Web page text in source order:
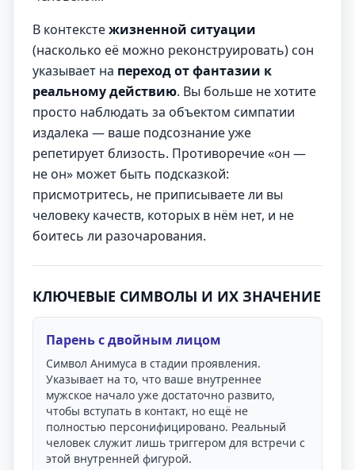
В контекстежизненной ситуации
(насколько её можно реконструировать) сон
указывает на переход от фантазии к
реальному действию. Вы больше не хотите
просто наблюдать за объектом симпатии
издалека — ваше подсознание уже
репетирует близость. Противоречие «он —
не он» может быть подсказкой:
присмотритесь, не приписываете ли вы
человеку качеств, которых в нём нет, и не
боитесь ли разочарования.
КЛЮЧЕВЫЕ СИМВОЛЫ И ИХ ЗНАЧЕНИЕ
Парень с двойным лицом
Символ Анимуса в стадии проявления.
Указывает на то, что ваше внутреннее
мужское начало уже достаточно развито,
чтобы вступать в контакт, но ещё не
полностью персонифицировано. Реальный
человек служит лишь триггером для встречи с
этой внутренней фигурой.